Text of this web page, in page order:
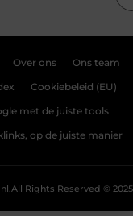
Over ons Ons team
Cookiebeleid (EU)
met de juiste tools
op de juiste manier
All Rights Reserved © 2025